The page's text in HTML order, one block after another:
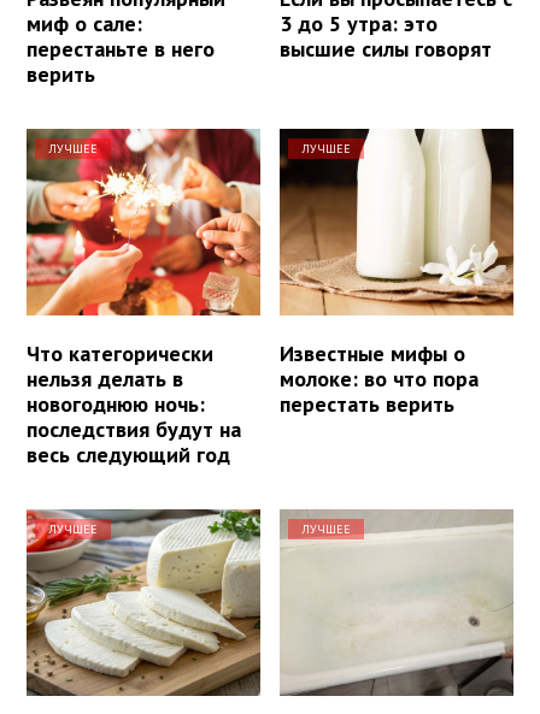
миф о сале:
перестаньте в него
верить
3 до 5 утра: это
высшие силы говорят
ЛУЧШЕЕ
Что категорически
нельзя делать в
новогоднюю ночь:
последствия будут на
весь следующий год
ЛУЧШЕЕ
Известные мифы о
молоке: во что пора
перестать верить
ЛУЧШЕЕ ЛУЧШЕЕ